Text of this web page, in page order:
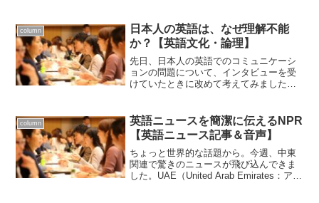
が変か。まずは、最初の"E"。日本人は
「イ」の音で発音し...
column
日本人の英語は、なぜ理解不能
か？【英語文化・論理】
先日、日本人の英語でのコミュニケーシ
ョンの問題について、インタビューを受
けていたときに改めて考えてみました。
なぜ伝わらない人がいるのか。英語を日
本語で話しているからです...
column
英語ニュースを簡潔に伝えるNPR
【英語ニュース記事＆音声】
ちょっと世界的な話題から。今週、中東
関連で驚きのニュースが飛び込んできま
した。UAE（United Arab Emirates：アラ